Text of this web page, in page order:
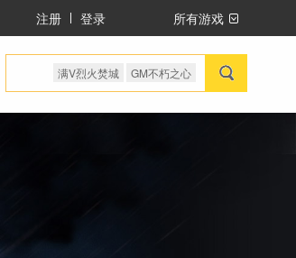
所有游戏
注册 登录
满V烈火焚城 GM不朽之心